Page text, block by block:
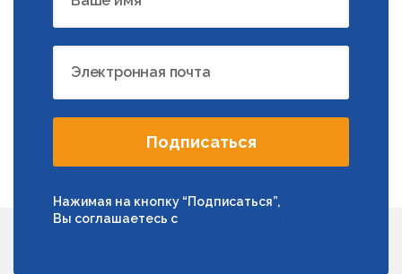
Электронная почта
Подписаться
Нажимая на кнопку “Подписаться”,
Вы соглашаетесь с